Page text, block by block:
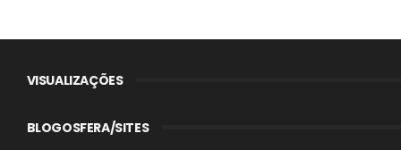
VISUALIZAÇÕES
BLOGOSFERA/SITES